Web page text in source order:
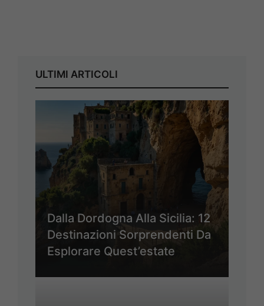
ULTIMI ARTICOLI
Dalla Dordogna Alla Sicilia: 12
Destinazioni Sorprendenti Da
Esplorare Quest’estate